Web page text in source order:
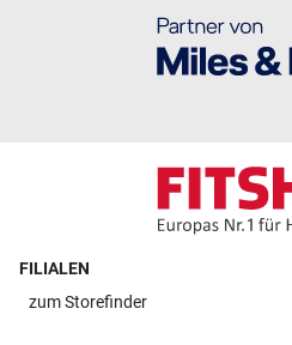
FILIALEN
zumStorefinder